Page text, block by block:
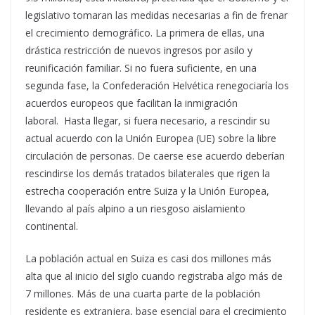
legislativo tomaran las medidas necesarias a fin de frenar
el crecimiento demográfico. La primera de ellas, una
drástica restricción de nuevos ingresos por asilo y
reunificación familiar. Si no fuera suficiente, en una
segunda fase, la Confederación Helvética renegociaría los
acuerdos europeos que facilitan la inmigración
laboral. Hasta llegar, si fuera necesario, a rescindir su
actual acuerdo con la Unión Europea (UE) sobre la libre
circulación de personas. De caerse ese acuerdo deberían
rescindirse los demás tratados bilaterales que rigen la
estrecha cooperación entre Suiza y la Unión Europea,
llevando al país alpino a un riesgoso aislamiento
continental.
La población actual en Suiza es casi dos millones más
alta que al inicio del siglo cuando registraba algo más de
7 millones. Más de una cuarta parte de la población
residente es extranjera, base esencial para el crecimiento